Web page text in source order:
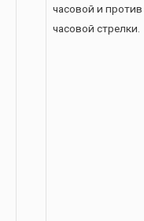
часовой и против
часовой стрелки.